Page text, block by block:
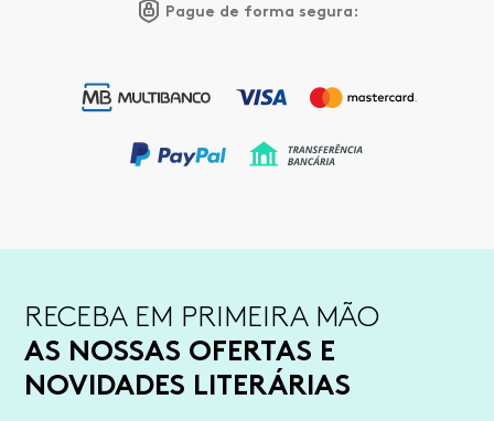
Pague de forma segura:
RECEBA EM PRIMEIRA MÃO
AS NOSSAS OFERTAS E
NOVIDADES LITERÁRIAS